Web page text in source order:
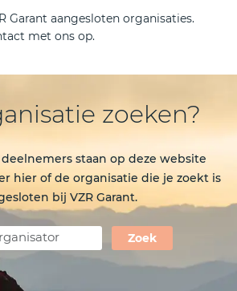
Garant aangesloten organisaties.
met ons op.
zoeken?
deelnemers staan op deze website
hier of de organisatie die je zoekt is
bij VZR Garant.
Zoek